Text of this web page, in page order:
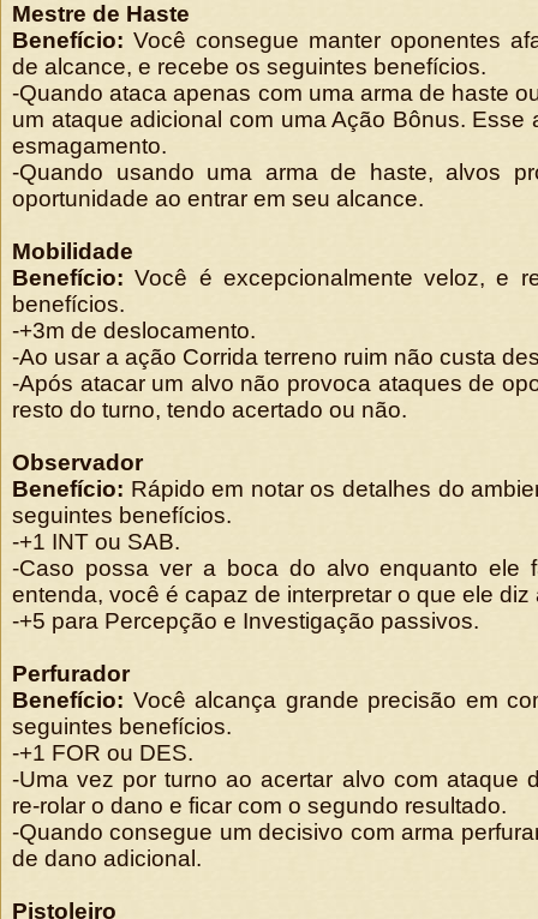
Mestre de Haste
Benefício: Você consegue manter oponentes
de alcance, e recebe os seguintes benefícios.
-Quando ataca apenas com uma arma de haste
um ataque adicional com uma Ação Bônus. Esse
esmagamento.
-Quando usando uma arma de haste, alvos
oportunidade ao entrar em seu alcance.
Mobilidade
Benefício:Você é excepcionalmente veloz, e
benefícios.
-+3m de deslocamento.
-Ao usar a ação Corrida terreno ruim não custa
-Após atacar um alvo não provoca ataques de
resto do turno, tendo acertado ou não.
Observador
Benefício: Rápido em notar os detalhes do
seguintes benefícios.
-+1 INT ou SAB.
-Caso possa ver a boca do alvo enquanto ele
entenda, você é capaz de interpretar o que ele diz
-+5 para Percepção e Investigação passivos.
Perfurador
Benefício: Você alcança grande precisão em
seguintes benefícios.
-+1 FOR ou DES.
-Uma vez por turno ao acertar alvo com ataque
re-rolar o dano e ficar com o segundo resultado.
-Quando consegue um decisivo com arma
de dano adicional.
Pistoleiro